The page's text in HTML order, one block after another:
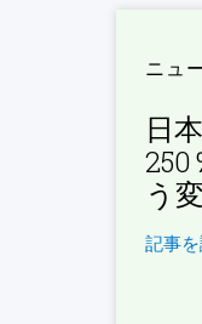
ニュ
日
250
う
記事